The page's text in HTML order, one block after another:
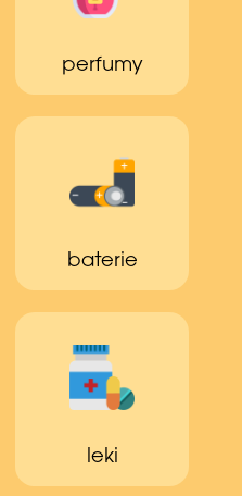
perfumy
baterie
leki